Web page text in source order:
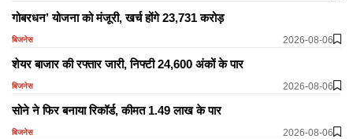
गोबरधन’ योजना को मंजूरी, खर्च होंगे 23,731 करोड़
बिजनेस 2026-08-06
शेयर बाजार की रफ्तार जारी, निफ्टी 24,600 अंकों के पार
बिजनेस 2026-08-06
सोने ने फिर बनाया रिकॉर्ड, कीमत 1.49 लाख के पार
बिजनेस 2026-08-06